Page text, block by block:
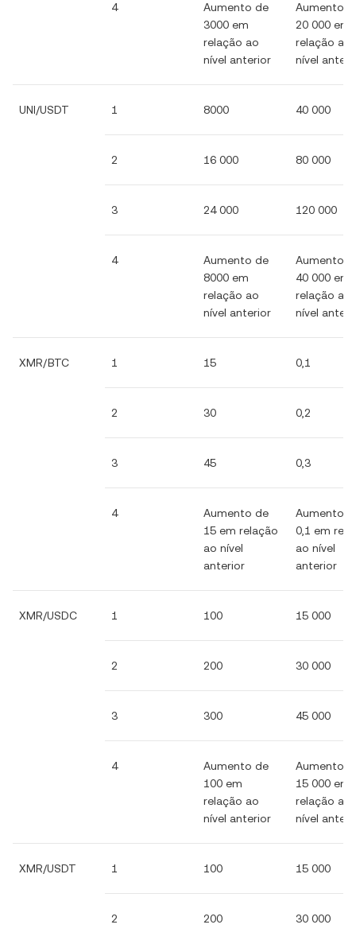
4
Aumento de
3000 em
relação ao
nível anterior
Aumento
20 000 em
relação ao
nível
UNI/USDT 1 8000 40 000
2 16 000 80 000
3 24 000 120 000
4
Aumento de
8000 em
relação ao
nível anterior
Aumento
40 000 em
relação ao
nível
XMR/BTC 1 15 0,1
2 30 0,2
3 45 0,3
4
Aumento de
15 em relação
ao nível
anterior
Aumento
0,1 em
ao nível
anterior
XMR/USDC 1 100 15 000
2 200 30 000
3 300 45 000
4
Aumento de
100 em
relação ao
nível anterior
Aumento
15 000 em
relação ao
nível
XMR/USDT 1 100 15 000
2 200 30 000